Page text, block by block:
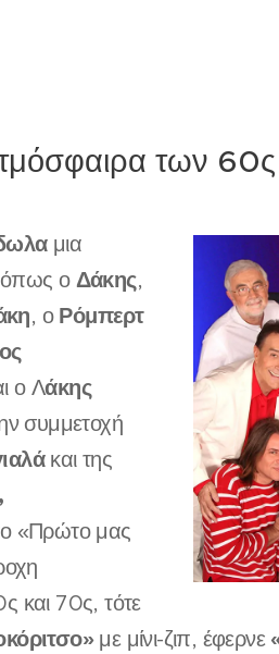
των
μια
όπως οΔάκης,
, ο Ρόμπερτ
ο Λάκης
συμμετοχή
και της
«Πρώτο μας
και 70ς, τότε
με μίνι-ζιπ, έφερνε